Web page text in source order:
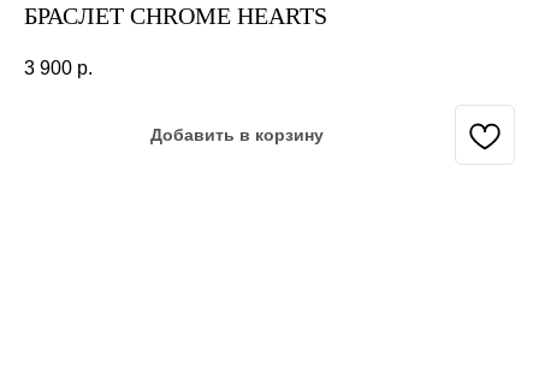
БРАСЛЕТ CHROME HEARTS
3 900 р.
Добавить в корзину